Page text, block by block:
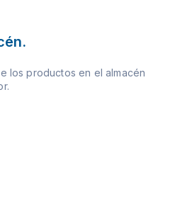
los productos en el almacén